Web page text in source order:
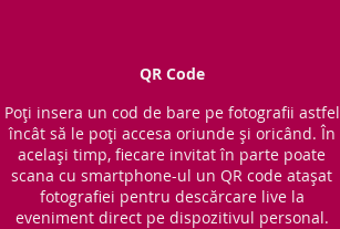
QR Code
Poți insera un cod de bare pe fotografii astfel
încât să le poți accesa oriunde și oricând. În
același timp, fiecare invitat în parte poate
scana cu smartphone-ul un QR code atașat
fotografiei pentru descărcare live la
eveniment direct pe dispozitivul personal.